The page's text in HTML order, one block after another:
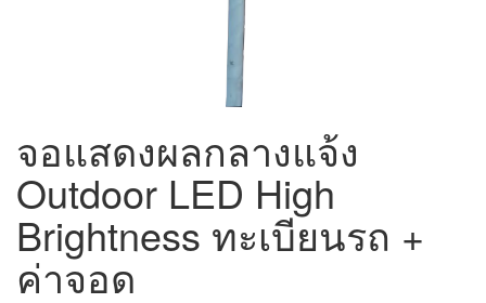
จอแสดงผลกลางแจ้ง
Outdoor LED High
Brightness ทะเบียนรถ +
ค่าจอด